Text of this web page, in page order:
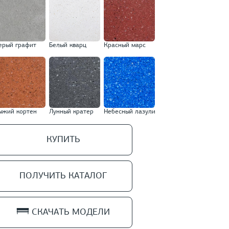
графит Белый кварц Красный марс
кортен Лунный кратер Небесный лазули
КУПИТЬ
ПОЛУЧИТЬ КАТАЛОГ
СКАЧАТЬ МОДЕЛИ